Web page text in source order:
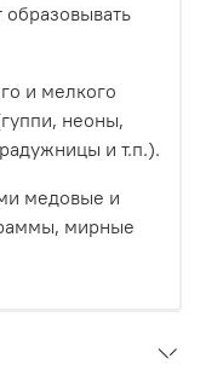
образовывать
и мелкого
неоны,
и т.п.).
медовые и
мирные